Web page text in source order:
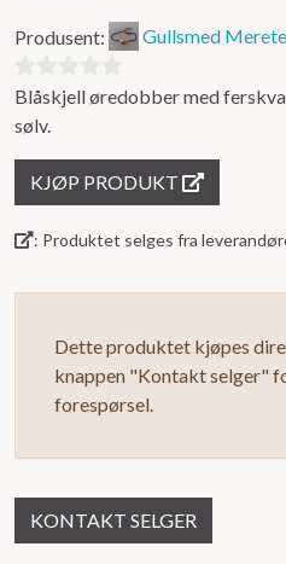
Produsent: Gullsmed
0
ut
av
Blåskjell øredobber med
sølv.
KJØP PRODUKT
: Produktet selges fra
Dette produktet kjøpes
knappen "Kontakt selger"
forespørsel.
KONTAKT SELGER